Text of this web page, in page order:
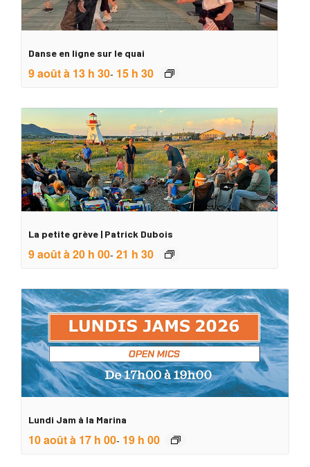
Danse en ligne sur le quai
9 août à 13 h 30- 15 h 30
La petite grève | Patrick Dubois
9 août à 20 h 00- 21 h 30
Lundi Jam à la Marina
10 août à 17 h 00- 19 h 00